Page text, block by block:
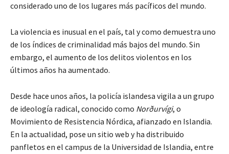
considerado uno de los lugares más pacíficos del mundo.
La violencia es inusual en el país, tal y como demuestra uno
de los índices de criminalidad más bajos del mundo. Sin
embargo, el aumento de los delitos violentos en los
últimos años ha aumentado.
Desde hace unos años, la policía islandesa vigila a un grupo
de ideología radical, conocido como Norðurvígi, o
Movimiento de Resistencia Nórdica, afianzado en Islandia.
En la actualidad, pose un sitio web y ha distribuido
panfletos en el campus de la Universidad de Islandia, entre